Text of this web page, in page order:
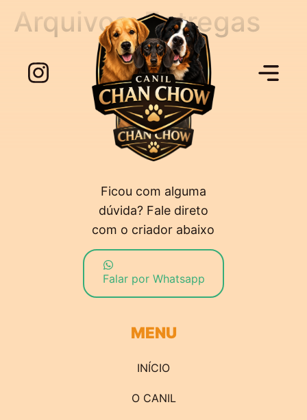
Arquivos:Entregas
Ficou com alguma
dúvida? Fale direto
com o criador abaixo
Falar por Whatsapp
MENU
INÍCIO
O CANIL